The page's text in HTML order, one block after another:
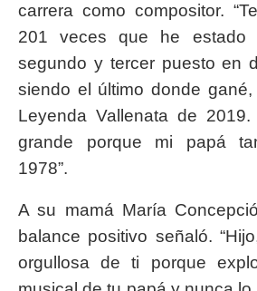
carrera como compositor.
201 veces que he estado
segundo y tercer puesto en
siendo el último donde
Leyenda Vallenata de
grande porque mi papá
1978”.
A su mamá María
balance positivo señaló.
orgullosa de ti porque